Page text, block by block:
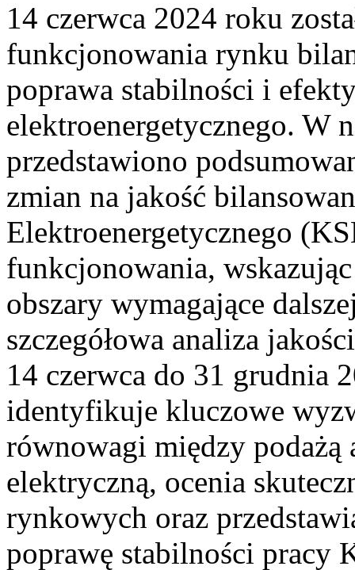
14 czerwca 2024 roku
funkcjonowania rynku
poprawa stabilności i
elektroenergetycznego. W
przedstawiono
zmian na jakość
Elektroenergetycznego
funkcjonowania,
obszary wymagające
szczegółowa analiza
14 czerwca do 31 grudnia
identyfikuje kluczowe
równowagi między podażą
elektryczną, ocenia
rynkowych oraz
poprawę stabilności pracy